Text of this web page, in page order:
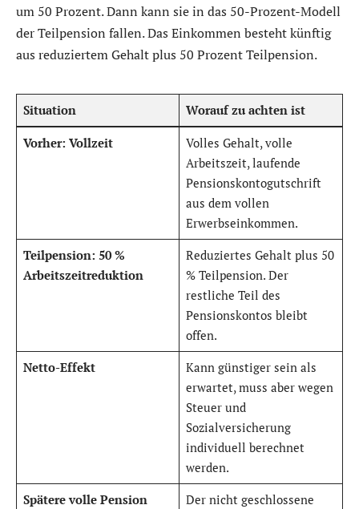
um 50 Prozent. Dann kann sie in das 50-Prozent-Modell
der Teilpension fallen. Das Einkommen besteht künftig
aus reduziertem Gehalt plus 50 Prozent Teilpension.
Situation Worauf zu achten ist
Vorher: Vollzeit
Volles Gehalt, volle
Arbeitszeit, laufende
Pensionskontogutschrift
aus dem vollen
Erwerbseinkommen.
Teilpension: 50 %
Arbeitszeitreduktion
Reduziertes Gehalt plus 50
% Teilpension. Der
restliche Teil des
Pensionskontos bleibt
offen.
Netto-Effekt
Kann günstiger sein als
erwartet, muss aber wegen
Steuer und
Sozialversicherung
individuell berechnet
werden.
Spätere volle Pension
Der nicht geschlossene